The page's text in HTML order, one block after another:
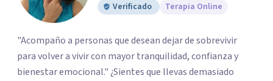
Verificado
Terapia Online
"Acompaño a personas que desean dejar de sobrevivir
para volver a vivir con mayor tranquilidad, confianza y
bienestar emocional." ¿Sientes que llevas demasiado